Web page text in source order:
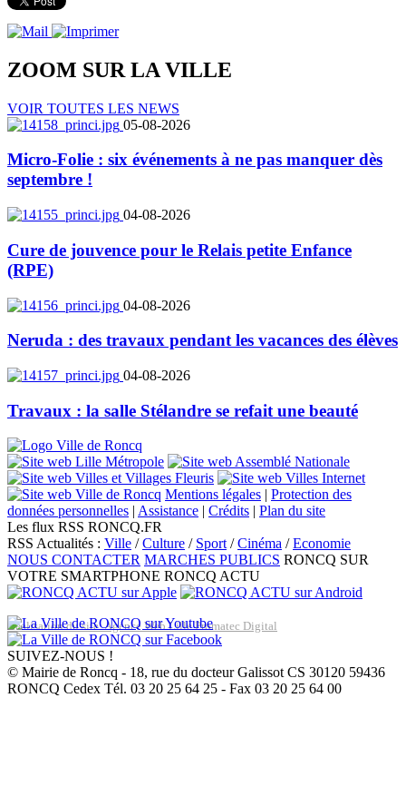
ZOOM SUR LA VILLE
VOIR TOUTES LES NEWS
05-08-2026
Micro-Folie : six événements à ne pas manquer dès
septembre !
04-08-2026
Cure de jouvence pour le Relais petite Enfance
(RPE)
04-08-2026
Neruda : des travaux pendant les vacances des élèves
04-08-2026
Travaux : la salle Stélandre se refait une beauté
Mentions légales | Protection des
données personnelles | Assistance | Crédits | Plan du site
Les flux RSS RONCQ.FR
RSS Actualités : Ville /Culture / Sport/Cinéma /Economie
NOUS CONTACTER MARCHES PUBLICS RONCQ SUR
VOTRE SMARTPHONE RONCQ ACTU
Réalisation du site: Agence Web Lille Promatec Digital
SUIVEZ-NOUS !
© Mairie de Roncq - 18, rue du docteur Galissot CS 30120 59436
RONCQ Cedex Tél. 03 20 25 64 25 - Fax 03 20 25 64 00